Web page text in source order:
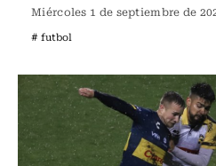
Miércoles 1 de septiembre de
# futbol